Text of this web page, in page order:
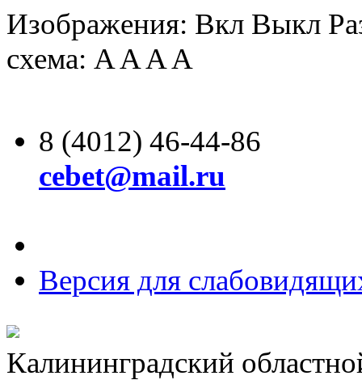
Изображения: Вкл Выкл
схема: AAAA
8 (4012) 46-44-86
cebet@mail.ru
Версия для
Калининградский